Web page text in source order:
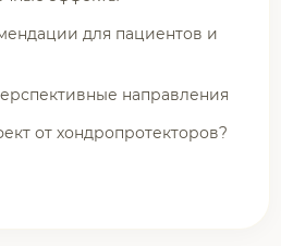
для пациентов и
направления
от хондропротекторов?